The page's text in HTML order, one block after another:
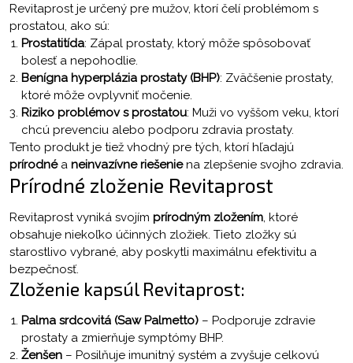
Revitaprost je určený pre mužov, ktorí čelí problémom s
prostatou, ako sú:
Prostatitída: Zápal prostaty, ktorý môže spôsobovať
bolesť a nepohodlie.
Benígna hyperplázia prostaty (BHP): Zväčšenie prostaty,
ktoré môže ovplyvniť močenie.
Riziko problémov s prostatou: Muži vo vyššom veku, ktorí
chcú prevenciu alebo podporu zdravia prostaty.
Tento produkt je tiež vhodný pre tých, ktorí hľadajú
prírodnéa neinvazívne riešeniena zlepšenie svojho zdravia.
Prírodné zloženie Revitaprost
Revitaprost vyniká svojím prírodným zložením, ktoré
obsahuje niekoľko účinných zložiek. Tieto zložky sú
starostlivo vybrané, aby poskytli maximálnu efektivitu a
bezpečnosť.
Zloženie kapsúl Revitaprost:
Palma srdcovitá (Saw Palmetto) – Podporuje zdravie
prostaty a zmierňuje symptómy BHP.
Ženšen – Posilňuje imunitný systém a zvyšuje celkovú